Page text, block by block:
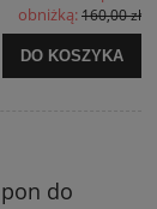
obniżką:160,00 zł
DO KOSZYKA
do